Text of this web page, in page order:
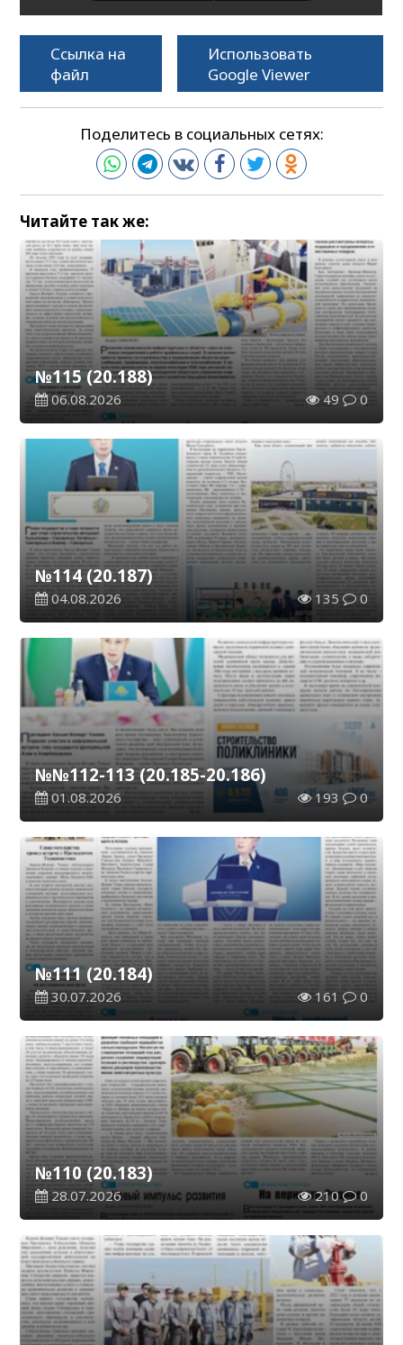
Ссылка на
файл
Использовать
Google Viewer
Поделитесь в социальных сетях:
Читайте так же:
№115 (20.188)
06.08.2026 49 0
№114 (20.187)
04.08.2026 135 0
№№112-113 (20.185-20.186)
01.08.2026 193 0
№111 (20.184)
30.07.2026 161 0
№110 (20.183)
28.07.2026 210 0